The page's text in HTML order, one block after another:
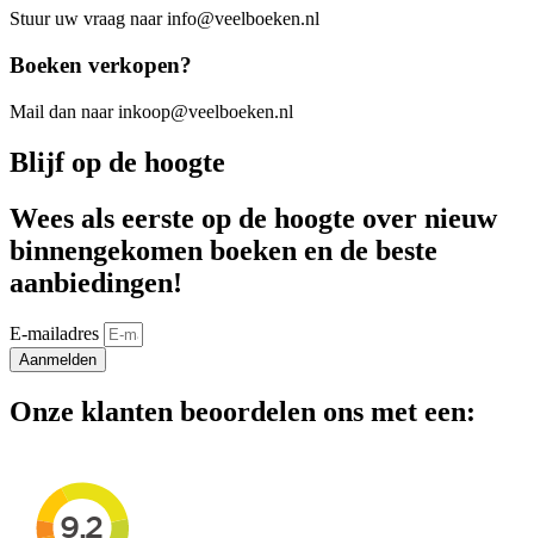
Stuur uw vraag naar info@veelboeken.nl
Boeken verkopen?
Mail dan naar inkoop@veelboeken.nl
Blijf op de hoogte
Wees als eerste op de hoogte over nieuw
binnengekomen boeken en de beste
aanbiedingen!
E-mailadres
Aanmelden
Onze klanten beoordelen ons met een: